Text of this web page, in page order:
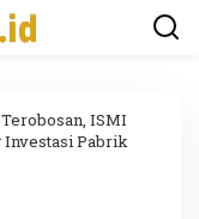
ISMI
Investasi Pabrik